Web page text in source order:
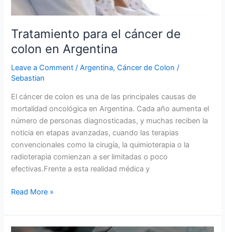
Tratamiento para el cáncer de
colon en Argentina
Leave a Comment /Argentina,Cáncer de Colon /
Sebastian
El cáncer de colon es una de las principales causas de
mortalidad oncológica en Argentina. Cada año aumenta el
número de personas diagnosticadas, y muchas reciben la
noticia en etapas avanzadas, cuando las terapias
convencionales como la cirugía, la quimioterapia o la
radioterapia comienzan a ser limitadas o poco
efectivas.Frente a esta realidad médica y
Argentina
Read More »